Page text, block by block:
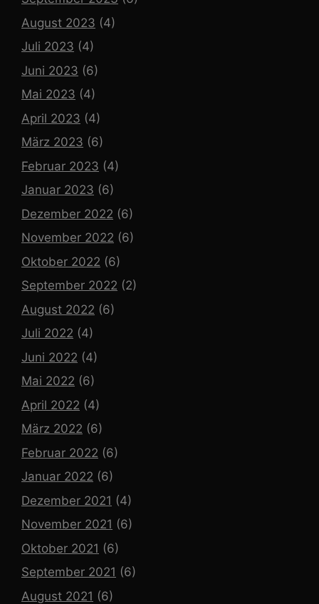
August 2023 (4)
Juli 2023 (4)
Juni 2023 (6)
Mai 2023 (4)
April 2023 (4)
März 2023 (6)
Februar 2023 (4)
Januar 2023 (6)
Dezember 2022 (6)
November 2022 (6)
Oktober 2022 (6)
September 2022 (2)
August 2022 (6)
Juli 2022 (4)
Juni 2022 (4)
Mai 2022 (6)
April 2022 (4)
März 2022 (6)
Februar 2022 (6)
Januar 2022 (6)
Dezember 2021 (4)
November 2021 (6)
Oktober 2021 (6)
September 2021 (6)
August 2021 (6)